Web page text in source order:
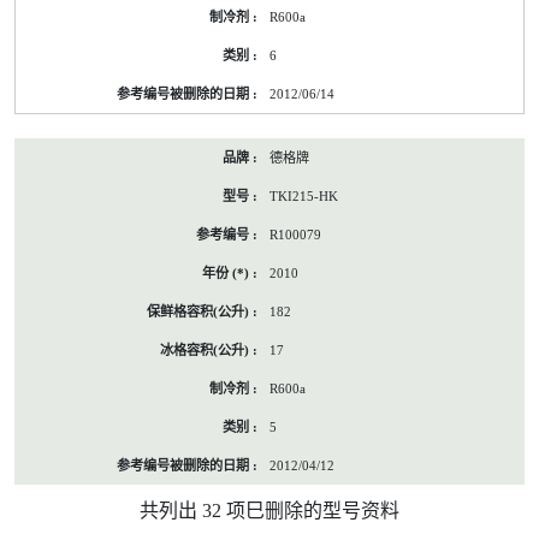
R600a
6
2012/06/14
德格牌
TKI215-HK
R100079
2010
182
17
R600a
5
2012/04/12
共列出 32 项巳删除的型号资料